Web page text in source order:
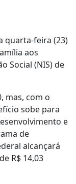
quarta-feira (23)
aos
Social (NIS) de
mas, com o
sobe para
e
de
alcançará
R$ 14,03